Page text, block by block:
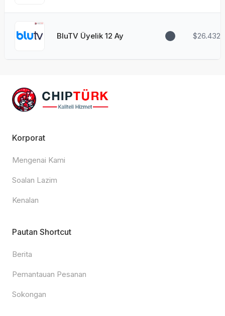
BluTV Üyelik 12 Ay $26.4327
Korporat
Mengenai Kami
Soalan Lazim
Kenalan
Pautan Shortcut
Berita
Pemantauan Pesanan
Sokongan